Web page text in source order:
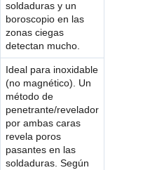
soldaduras y un
boroscopio en las
zonas ciegas
detectan mucho.
Ideal para inoxidable
(no magnético). Un
método de
penetrante/revelador
por ambas caras
revela poros
pasantes en las
soldaduras. Según